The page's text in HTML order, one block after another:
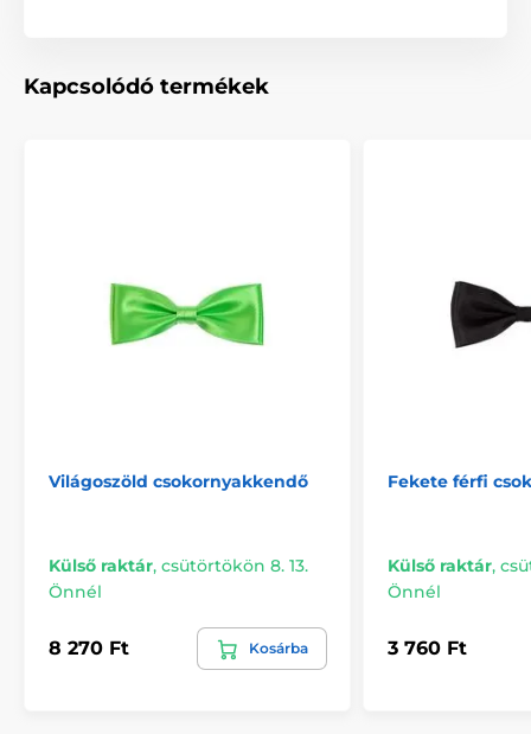
Kapcsolódó termékek
Világoszöld csokornyakkendő
Külső raktár, csütörtökön 8. 13.
Önnél
8 270 Ft Kosárba
Fekete férfi
Külső raktár,
Önnél
3 760 Ft